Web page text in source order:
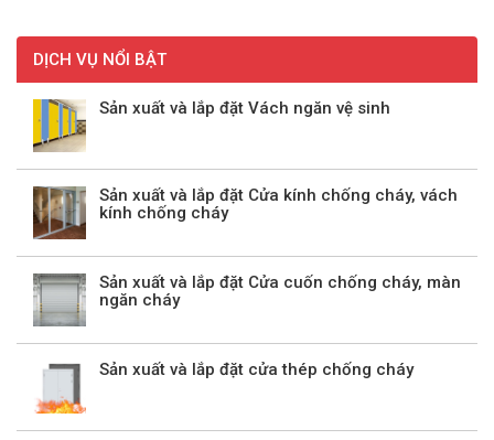
DỊCH VỤ NỔI BẬT
Sản xuất và lắp đặt Vách ngăn vệ sinh
Sản xuất và lắp đặt Cửa kính chống cháy, vách
kính chống cháy
Sản xuất và lắp đặt Cửa cuốn chống cháy, màn
ngăn cháy
Sản xuất và lắp đặt cửa thép chống cháy